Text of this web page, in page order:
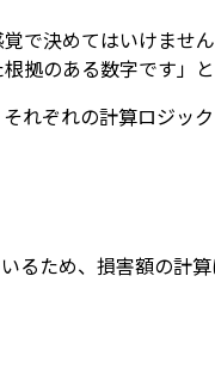
で決めてはいけませ
拠のある数字です」
れぞれの計算ロジッ
るため、損害額の計